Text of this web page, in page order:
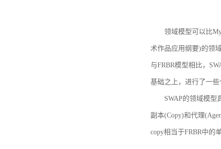
领域模型可以比
术作品应用纲要)的领
与FRBR模型相比，
基础之上，进行了一
SWAP的领域模型
副本(Copy)和代理
copy相当于FRBR中的